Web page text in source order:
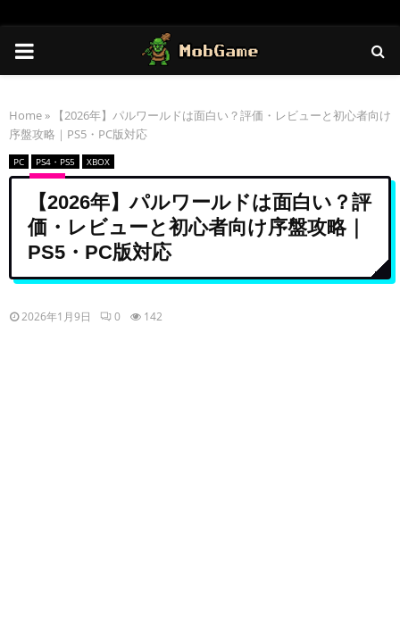
PRIMARY
Home »
【2026年】パルワールドは面白い？評価・レビューと初心者向け
序盤攻略｜PS5・PC版対応
PC PS4・PS5 XBOX
【2026年】パルワールドは面白い？評
価・レビューと初心者向け序盤攻略｜
PS5・PC版対応
2026年1月9日 0 142